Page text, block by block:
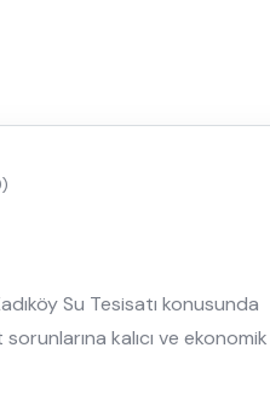
Su Tesisatı konusunda
kalıcı ve ekonomik